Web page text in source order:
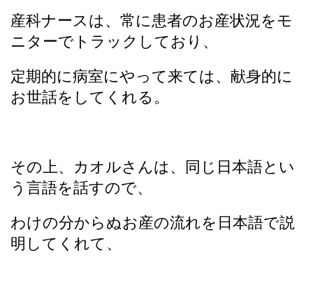
産科ナースは、常に患者のお産状況をモ
ニターでトラックしており、
定期的に病室にやって来ては、献身的に
お世話をしてくれる。
その上、カオルさんは、同じ日本語とい
う言語を話すので、
わけの分からぬお産の流れを日本語で説
明してくれて、